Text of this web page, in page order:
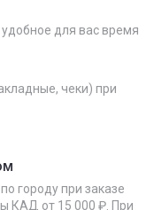
для вас время
чеки) при
городу при заказе
КАД от 15 000 ₽. При